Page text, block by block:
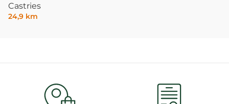
Castries
24,9 km